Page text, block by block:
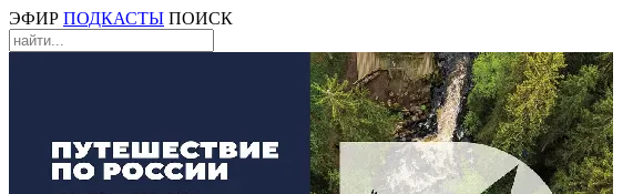
ЭФИР ПОДКАСТЫ ПОИСК